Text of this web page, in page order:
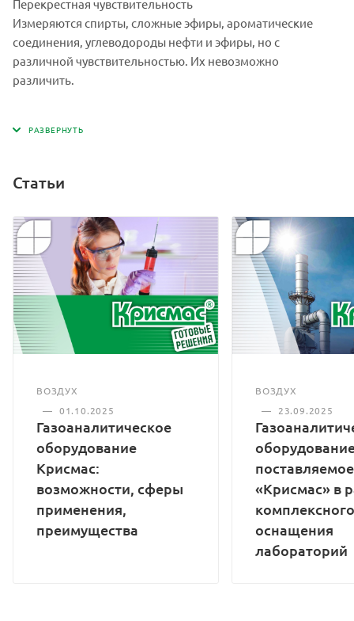
Перекрестная чувствительность
Измеряются спирты, сложные эфиры, ароматические
соединения, углеводороды нефти и эфиры, но с
различной чувствительностью. Их невозможно
различить.
Статьи
ВОЗДУХ
— 01.10.2025
Газоаналитическое
оборудование
Крисмас:
возможности, сферы
применения,
преимущества
ВОЗДУХ
—
23.09.2025
«Крисмас» в
комплексного
оснащения
лабораторий